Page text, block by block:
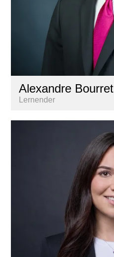
Alexandre Bourret
Lernender